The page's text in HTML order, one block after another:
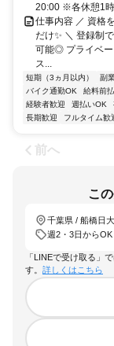
20:00 ※各休憩1
仕事内容 ／ 資格
だけ✨ ＼ 登録制
可能◎ プライベー
ス...
短期（3ヵ月以内） 副
バイク通勤OK
給料前
経験者歓迎
週払いOK
長期歓迎
フルタイム歓
前へ
こ
千葉県 / 船橋日
週2・3日からOK
「LINEで受け取る」
す。 詳しくはこちら